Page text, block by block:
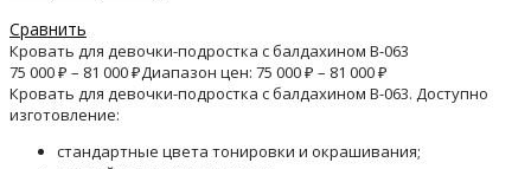
Сравнить
Кровать для девочки-подростка с балдахином B-063
75 000₽ – 81 000₽Диапазон цен: 75 000 ₽ – 81 000 ₽
Кровать для девочки-подростка с балдахином B-063. Доступно
изготовление:
стандартные цвета тонировки и окрашивания;